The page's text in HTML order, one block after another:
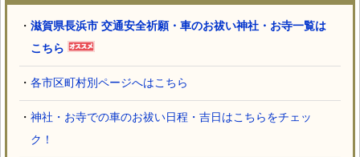
・ 滋賀県長浜市 交通安全祈願・車のお祓い神社・お寺一覧は
こちら
・ 各市区町村別ページへはこちら
・ 神社・お寺での車のお祓い日程・吉日はこちらをチェッ
ク！